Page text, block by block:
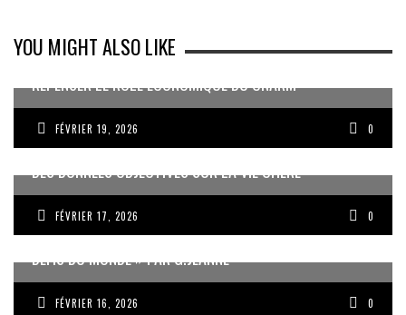
YOU MIGHT ALSO LIKE
REPENSER LE RÔLE ÉCONOMIQUE DU CNARM
FÉVRIER 19, 2026 0
DES DONNÉES OBJECTIVES SUR LA VIE CHÈRE
FÉVRIER 17, 2026 0
« UN GOSIER FIER, FORT ET RESPONSABLE FACE AUX
DÉFIS DU MONDE » PAR G.JEANNE
FÉVRIER 16, 2026 0